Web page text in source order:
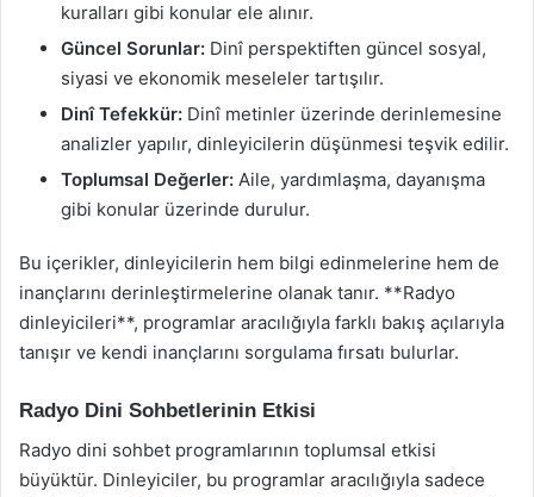
kuralları gibi konular ele alınır.
Güncel Sorunlar: Dinî perspektiften güncel sosyal,
siyasi ve ekonomik meseleler tartışılır.
Dinî Tefekkür: Dinî metinler üzerinde derinlemesine
analizler yapılır, dinleyicilerin düşünmesi teşvik edilir.
Toplumsal Değerler: Aile, yardımlaşma, dayanışma
gibi konular üzerinde durulur.
Bu içerikler, dinleyicilerin hem bilgi edinmelerine hem de
inançlarını derinleştirmelerine olanak tanır. **Radyo
dinleyicileri**, programlar aracılığıyla farklı bakış açılarıyla
tanışır ve kendi inançlarını sorgulama fırsatı bulurlar.
Radyo Dini Sohbetlerinin Etkisi
Radyo dini sohbet programlarının toplumsal etkisi
büyüktür. Dinleyiciler, bu programlar aracılığıyla sadece